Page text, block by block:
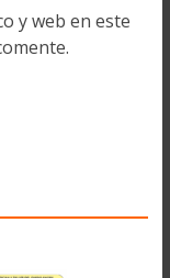
y web en este